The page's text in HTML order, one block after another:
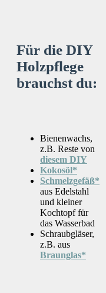
Für die DIY
Holzpflege
brauchst du:
Bienenwachs,
z.B. Reste von
diesem DIY
Kokosöl*
Schmelzgefäß*
aus Edelstahl
und kleiner
Kochtopf für
das Wasserbad
Schraubgläser,
z.B. aus
Braunglas*